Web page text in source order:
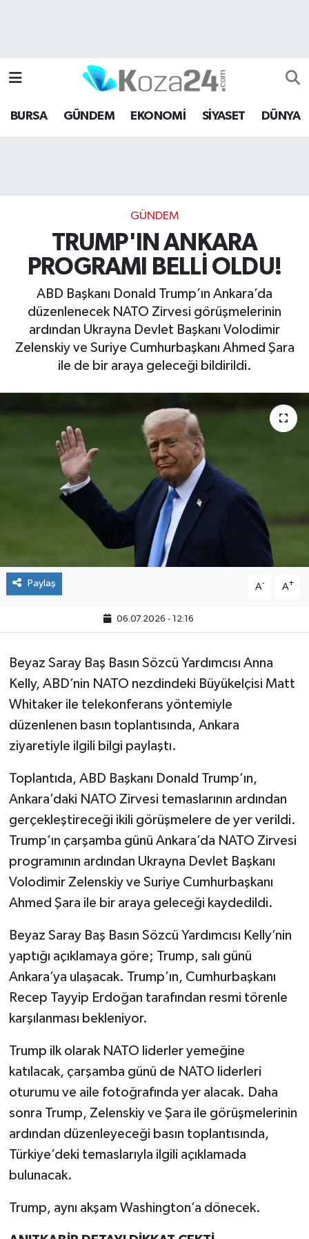
BURSA GÜNDEM EKONOMİ SİYASET DÜNYA
GÜNDEM
TRUMP'IN ANKARA
PROGRAMI BELLİ OLDU!
ABD Başkanı Donald Trump’ın Ankara’da
düzenlenecek NATO Zirvesi görüşmelerinin
ardından Ukrayna Devlet Başkanı Volodimir
Zelenskiy ve Suriye Cumhurbaşkanı Ahmed Şara
ile de bir araya geleceği bildirildi.
Paylaş A- A+
06.07.2026 - 12:16
Beyaz Saray Baş Basın Sözcü Yardımcısı Anna
Kelly, ABD’nin NATO nezdindeki Büyükelçisi Matt
Whitaker ile telekonferans yöntemiyle
düzenlenen basın toplantısında, Ankara
ziyaretiyle ilgili bilgi paylaştı.
Toplantıda, ABD Başkanı Donald Trump’ın,
Ankara’daki NATO Zirvesi temaslarının ardından
gerçekleştireceği ikili görüşmelere de yer verildi.
Trump’ın çarşamba günü Ankara’da NATO Zirvesi
programının ardından Ukrayna Devlet Başkanı
Volodimir Zelenskiy ve Suriye Cumhurbaşkanı
Ahmed Şara ile bir araya geleceği kaydedildi.
Beyaz Saray Baş Basın Sözcü Yardımcısı Kelly’nin
yaptığı açıklamaya göre; Trump, salı günü
Ankara’ya ulaşacak. Trump’ın, Cumhurbaşkanı
Recep Tayyip Erdoğan tarafından resmi törenle
karşılanması bekleniyor.
Trump ilk olarak NATO liderler yemeğine
katılacak, çarşamba günü de NATO liderleri
oturumu ve aile fotoğrafında yer alacak. Daha
sonra Trump, Zelenskiy ve Şara ile görüşmelerinin
ardından düzenleyeceği basın toplantısında,
Türkiye’deki temaslarıyla ilgili açıklamada
bulunacak.
Trump, aynı akşam Washington’a dönecek.
Bursa Hava Durumu
Bursa Namaz Vakitleri
Son Dakika Haberleri
Haber Arşivi